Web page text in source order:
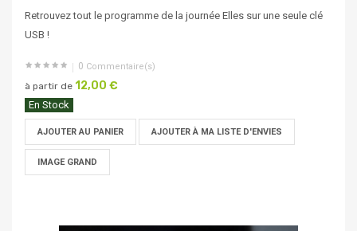
Retrouvez tout le programme de la journée Elles sur une seule clé
USB !
0 Commentaire(s)
à partir de 12,00 €
En Stock
AJOUTER AU PANIER AJOUTER À MA LISTE D'ENVIES
IMAGE GRAND